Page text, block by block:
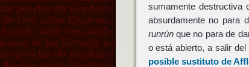
sumamente destructiva
absurdamente no para
runrúnque no para de
o está abierto, a salir
posible sustituto de